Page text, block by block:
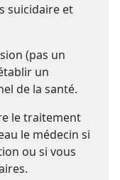
suicidaire et
(pas un
un
de la santé.
le traitement
le médecin si
ou si vous